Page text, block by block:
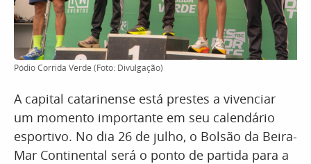
Pódio Corrida Verde (Foto: Divulgação)
A capital catarinense está prestes a vivenciar
um momento importante em seu calendário
esportivo. No dia 26 de julho, o Bolsão da Beira-
Mar Continental será o ponto de partida para a